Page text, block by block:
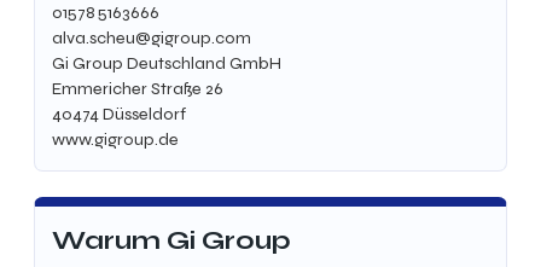
01578 5163666
alva.scheu@gigroup.com
Gi Group Deutschland GmbH
Emmericher Straße 26
40474 Düsseldorf
www.gigroup.de
Warum Gi Group